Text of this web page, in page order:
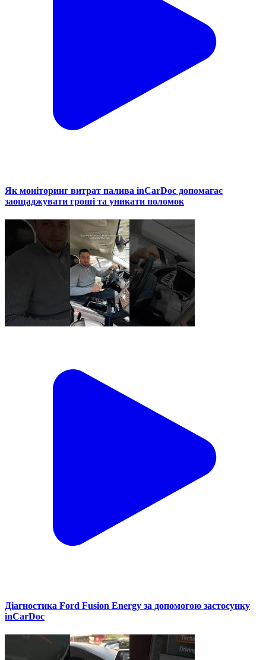
Як моніторинг витрат палива inCarDoc допомагає
заощаджувати гроші та уникати поломок
Діагностика Ford Fusion Energy за допомогою застосунку
inCarDoc